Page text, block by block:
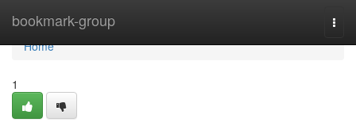
bookmark-group
Home
Home
1